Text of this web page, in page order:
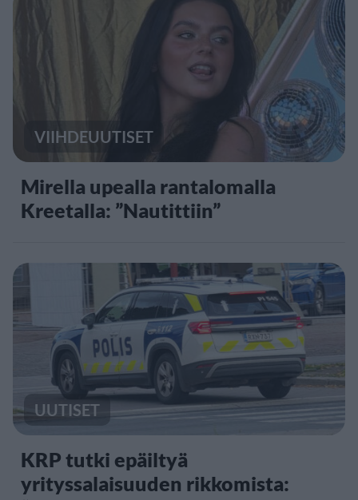
VIIHDEUUTISET
Mirella upealla rantalomalla
Kreetalla: ”Nautittiin”
UUTISET
KRP tutki epäiltyä
yrityssalaisuuden rikkomista: